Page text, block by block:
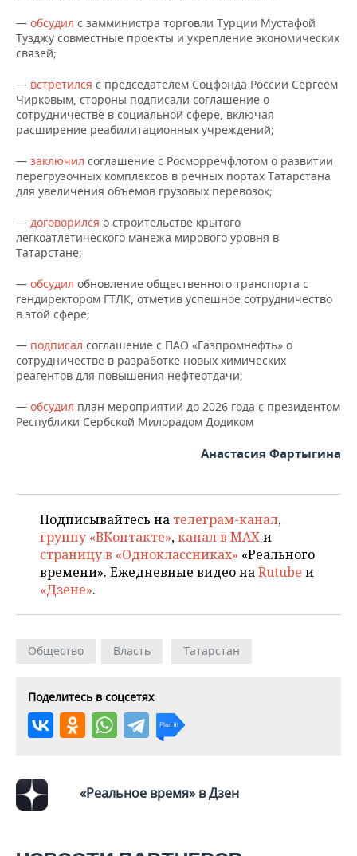
— обсудил с замминистра торговли Турции Мустафой
Тузджу совместные проекты и укрепление экономических
связей;
— встретился с председателем Соцфонда России Сергеем
Чирковым, стороны подписали соглашение о
сотрудничестве в социальной сфере, включая
расширение реабилитационных учреждений;
— заключил соглашение с Росморречфлотом о развитии
перегрузочных комплексов в речных портах Татарстана
для увеличения объемов грузовых перевозок;
— договорился о строительстве крытого
легкоатлетического манежа мирового уровня в
Татарстане;
— обсудил обновление общественного транспорта с
гендиректором ГТЛК, отметив успешное сотрудничество
в этой сфере;
— подписал соглашение с ПАО «Газпромнефть» о
сотрудничестве в разработке новых химических
реагентов для повышения нефтеотдачи;
— обсудил план мероприятий до 2026 года с президентом
Республики Сербской Милорадом Додиком
Анастасия Фартыгина
Подписывайтесь на телеграм-канал,
группу «ВКонтакте»,канал в MAXи
страницу в «Одноклассниках» «Реального
времени». Ежедневные видео наRutube и
«Дзене».
Общество Власть Татарстан
Поделитесь в соцсетях
«Реальное время» в Дзен